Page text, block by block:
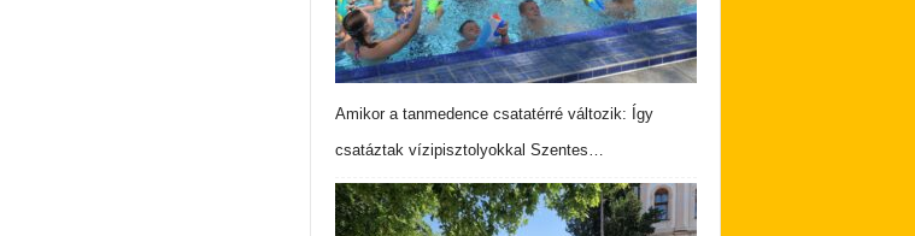
Amikor a tanmedence csatatérré változik: Így
csatáztak vízipisztolyokkal Szentes…